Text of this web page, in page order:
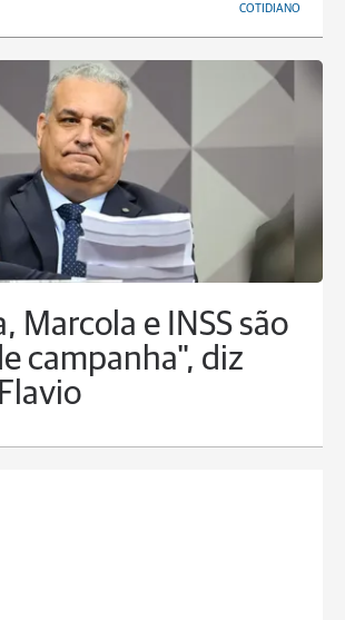
COTIDIANO
Marcola e INSS são
campanha", diz